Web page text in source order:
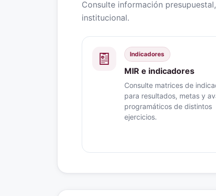
Consulte información
institucional.
Indicadores
MIR e indicadores
Consulte matrices de
para resultados, metas y
programáticos de distintos
ejercicios.